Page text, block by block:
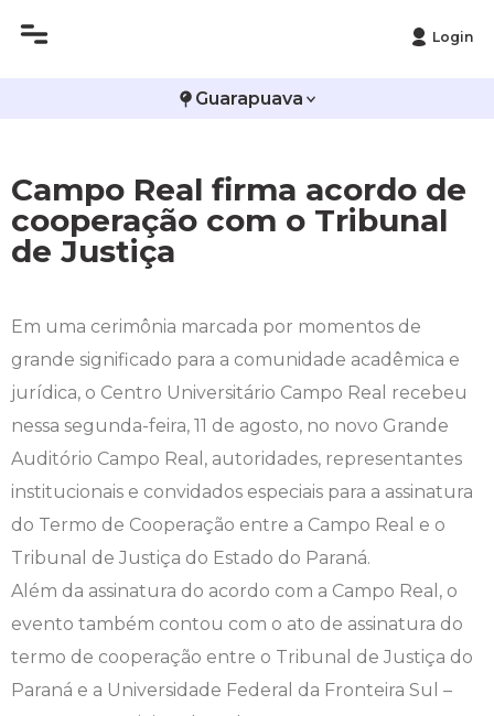
Login
Guarapuava
Campo Real firma acordo de
cooperação com o Tribunal
de Justiça
Em uma cerimônia marcada por momentos de
grande significado para a comunidade acadêmica e
jurídica, o Centro Universitário Campo Real recebeu
nessa segunda-feira, 11 de agosto, no novo Grande
Auditório Campo Real, autoridades, representantes
institucionais e convidados especiais para a assinatura
do Termo de Cooperação entre a Campo Real e o
Tribunal de Justiça do Estado do Paraná.
Além da assinatura do acordo com a Campo Real, o
evento também contou com o ato de assinatura do
termo de cooperação entre o Tribunal de Justiça do
Paraná e a Universidade Federal da Fronteira Sul –
Infraestrutura
Editais
Biomedicina
Ciências Contábeis
Enfermagem
Engenharia Agronômica
Engenharia de Software
Engenharia Elétrica
Engenharia Mecânica
Farmácia
Atividades Complementares e Sociais
Biblioteca
Calendário de Provas
Carteirinha de Estudante
Ensalamento
Horário de Aulas
Manual do Acadêmico
Manual de Formatura
CPA
COLAP
Comitê de Ética em Pesquisa
Diploma Digital
Editais
Extensão
Infocampo
Intercampo